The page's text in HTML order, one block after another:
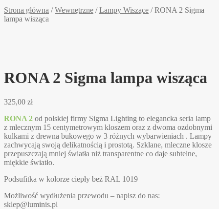
Strona główna /Wewnętrzne /Lampy Wiszące /RONA 2 Sigma
lampa wisząca
RONA 2 Sigma lampa wisząca
325,00 zł
RONA 2 od polskiej firmy Sigma Lighting to elegancka seria lamp
z mlecznym 15 centymetrowym kloszem oraz z dwoma ozdobnymi
kulkami z drewna bukowego w 3 różnych wybarwieniach . Lampy
zachwycają swoją delikatnością i prostotą. Szklane, mleczne klosze
przepuszczają mniej światła niż transparentne co daje subtelne,
miękkie światło.
Podsufitka w kolorze ciepły beż RAL 1019
Możliwość wydłużenia przewodu – napisz do nas:
sklep@luminis.pl